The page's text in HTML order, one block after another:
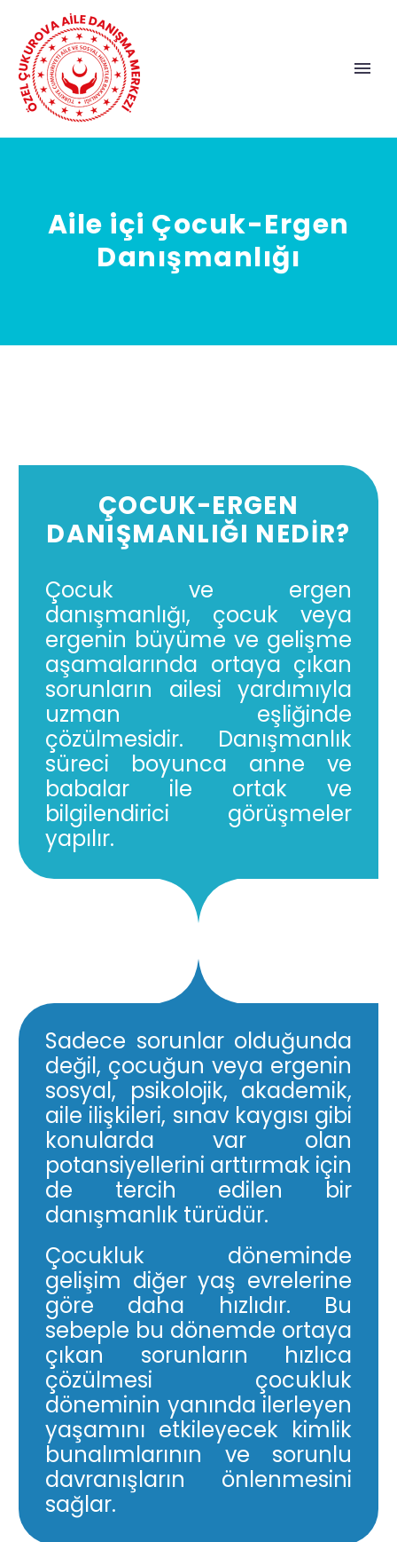
Aile içi Çocuk-Ergen
Danışmanlığı
ÇOCUK-ERGEN
DANIŞMANLIĞI NEDİR?
Çocuk ve ergen
danışmanlığı, çocuk veya
ergenin büyüme ve gelişme
aşamalarında ortaya çıkan
sorunların ailesi yardımıyla
uzman eşliğinde
çözülmesidir. Danışmanlık
süreci boyunca anne ve
babalar ile ortak ve
bilgilendirici görüşmeler
yapılır.
Sadece sorunlar olduğunda
değil, çocuğun veya ergenin
sosyal, psikolojik, akademik,
aile ilişkileri, sınav kaygısı gibi
konularda var olan
potansiyellerini arttırmak için
de tercih edilen bir
danışmanlık türüdür.
Çocukluk döneminde
gelişim diğer yaş evrelerine
göre daha hızlıdır. Bu
sebeple bu dönemde ortaya
çıkan sorunların hızlıca
çözülmesi çocukluk
döneminin yanında ilerleyen
yaşamını etkileyecek kimlik
bunalımlarının ve sorunlu
davranışların önlenmesini
sağlar.